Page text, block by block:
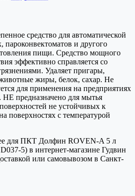
средство для автоматической
пароконвектоматов и другого
пищи. Средство мощного
эффективно справляется со
Удаляет пригары,
жиры, белок, сахар. Не
для применения на предприятиях
НЕ предназначено для мытья
не устойчивых к
поверхностях с температурой
для ПКТ Долфин ROVEN-A 5 л
5) в интернет-магазине Гудвин
или самовывозом в Санкт-